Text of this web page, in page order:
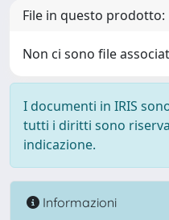
File in questo prodotto:
Non ci sono file
I documenti in IRIS
tutti i diritti sono
indicazione.
Informazioni